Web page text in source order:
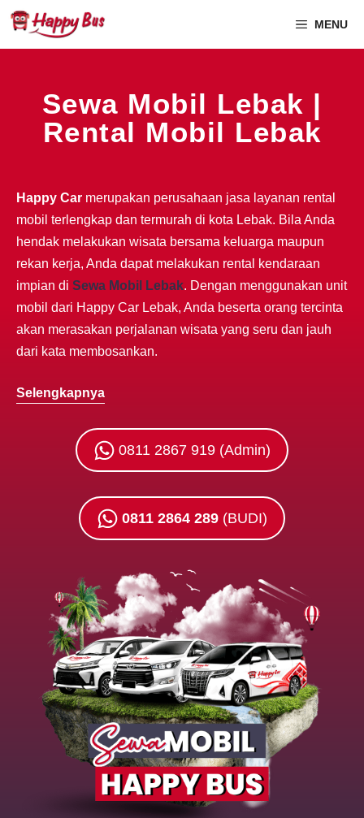
MENU
Sewa Mobil Lebak |
Rental Mobil Lebak
Happy Car merupakan perusahaan jasa layanan rental
mobil terlengkap dan termurah di kota Lebak. Bila Anda
hendak melakukan wisata bersama keluarga maupun
rekan kerja, Anda dapat melakukan rental kendaraan
impian di Sewa Mobil Lebak. Dengan menggunakan unit
mobil dari Happy Car Lebak, Anda beserta orang tercinta
akan merasakan perjalanan wisata yang seru dan jauh
dari kata membosankan.
Selengkapnya
0811 2867 919 (Admin)
0811 2864 289 (BUDI)